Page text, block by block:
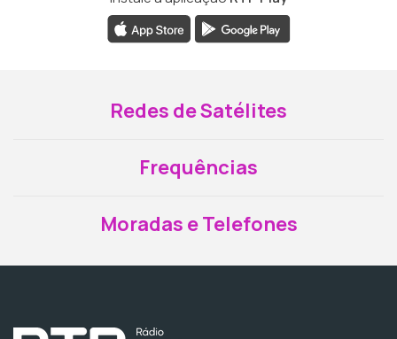
Redes de Satélites
Frequências
Moradas e Telefones